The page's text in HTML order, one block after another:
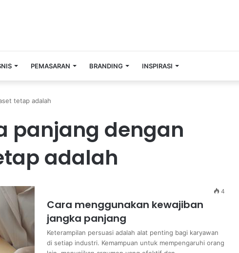
PEMASARAN BRANDING INSPIRASI
tetap adalah
panjang dengan
adalah
4
Cara menggunakan kewajiban
jangka panjang
Keterampilan persuasi adalah alat penting bagi karyawan
di setiap industri. Kemampuan untuk mempengaruhi orang